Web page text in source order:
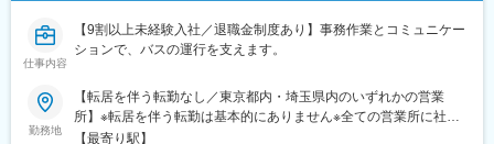
仕事内容
【9割以上未経験入社／退職金制度あり】事務作業とコミュニケー
ションで、バスの運行を支えます。
勤務地
【転居を伴う転勤なし／東京都内・埼玉県内のいずれかの営業
所】※転居を伴う転勤は基本的にありません※全ての営業所に社員
食堂あり！（1食400円ほどの日替わり定食など） ※借り上げ社宅
【最寄り駅】